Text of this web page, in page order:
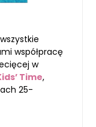
współpracę
w
Time,
25-